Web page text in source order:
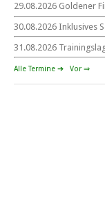
Goldener Finn und
29. – 30. August
beim SCHP auf der
29.08.2026 Goldener
30.08.2026 Inklusives
31.08.2026
Alle Termine ➔ Vor ⇒